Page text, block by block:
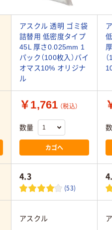
アスクル 透明 ゴミ袋
詰替用 低密度タイプ
45L 厚さ0.025mm 1
パック（100枚入）バイ
オマス10% オリジナ
ル
￥1,761 （税込）
数量
カゴへ
4.3
(53)
アスクル